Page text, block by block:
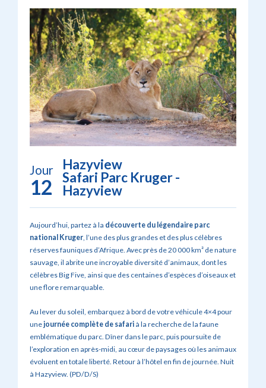
Jour
12
Hazyview
Safari Parc Kruger -
Hazyview
Aujourd’hui, partez à la découverte du légendaire parc
national Kruger , l’une des plus grandes et des plus célèbres
réserves fauniques d’Afrique. Avec près de 20 000 km² de nature
sauvage, il abrite une incroyable diversité d’animaux, dont les
célèbres Big Five, ainsi que des centaines d’espèces d’oiseaux et
une flore remarquable.
Au lever du soleil, embarquez à bord de votre véhicule 4×4 pour
unejournée complète de safari à la recherche de la faune
emblématique du parc. Dîner dans le parc, puis poursuite de
l’exploration en après-midi, au cœur de paysages où les animaux
évoluent en totale liberté. Retour à l’hôtel en fin de journée. Nuit
à Hazyview. (PD/D/S)